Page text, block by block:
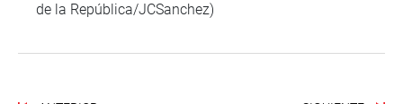
de la República/JCSanchez)